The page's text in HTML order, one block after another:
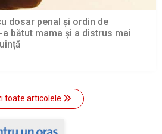
dosar penal și ordin de
bătut mama și a distrus mai
toate articolele